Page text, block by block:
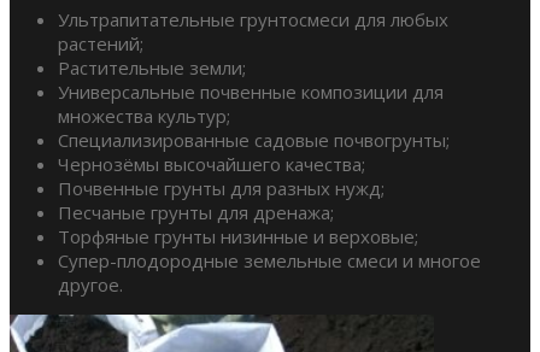
Ультрапитательные грунтосмеси для любых
растений;
Растительные земли;
Универсальные почвенные композиции для
множества культур;
Специализированные садовые почвогрунты;
Чернозёмы высочайшего качества;
Почвенные грунты для разных нужд;
Песчаные грунты для дренажа;
Торфяные грунты низинные и верховые;
Супер-плодородные земельные смеси и многое
другое.